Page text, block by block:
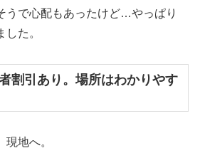
うで心配もあったけど…やっぱり
た。
割引あり。場所はわかりやす
地へ。